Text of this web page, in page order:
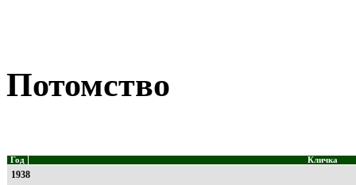
Потомство
Год Кличка
1938